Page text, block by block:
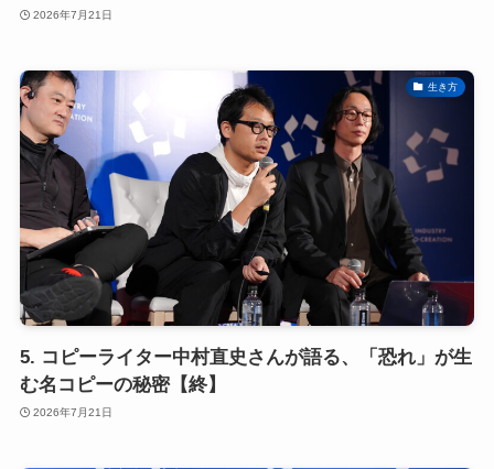
2026年7月21日
生き方
5. コピーライター中村直史さんが語る、「恐れ」が生
む名コピーの秘密【終】
2026年7月21日